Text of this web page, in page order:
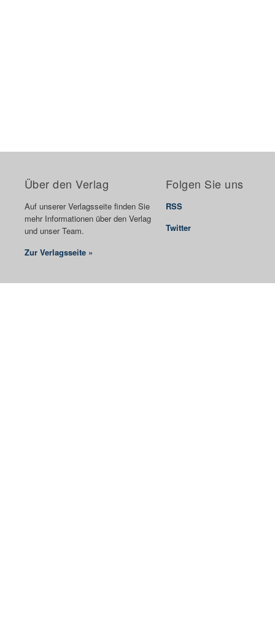
Über den Verlag
Auf unserer Verlagsseite finden Sie
mehr Informationen über den Verlag
und unser Team.
Zur Verlagsseite »
Folgen Sie uns
RSS
Twitter